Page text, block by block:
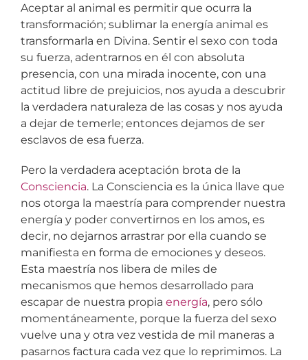
Aceptar al animal es permitir que ocurra la
transformación; sublimar la energía animal es
transformarla en Divina. Sentir el sexo con toda
su fuerza, adentrarnos en él con absoluta
presencia, con una mirada inocente, con una
actitud libre de prejuicios, nos ayuda a descubrir
la verdadera naturaleza de las cosas y nos ayuda
a dejar de temerle; entonces dejamos de ser
esclavos de esa fuerza.
Pero la verdadera aceptación brota de la
Consciencia. La Consciencia es la única llave que
nos otorga la maestría para comprender nuestra
energía y poder convertirnos en los amos, es
decir, no dejarnos arrastrar por ella cuando se
manifiesta en forma de emociones y deseos.
Esta maestría nos libera de miles de
mecanismos que hemos desarrollado para
escapar de nuestra propia energía, pero sólo
momentáneamente, porque la fuerza del sexo
vuelve una y otra vez vestida de mil maneras a
pasarnos factura cada vez que lo reprimimos. La